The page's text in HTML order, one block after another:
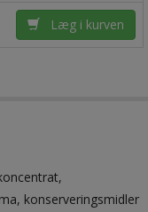
Læg i kurven
konserveringsmidler